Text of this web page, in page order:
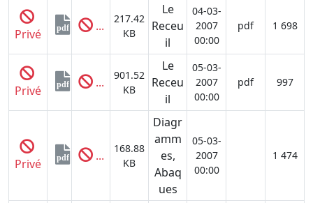
Privé pdf ...
217.42
KB
Le
Receu
il
04-03-
2007
00:00
pdf 1 698
Privé pdf ...
901.52
KB
Le
Receu
il
05-03-
2007
00:00
pdf 997
Privé pdf ...
168.88
KB
Diagr
amm
es,
Abaq
ues
05-03-
2007
00:00
1 474